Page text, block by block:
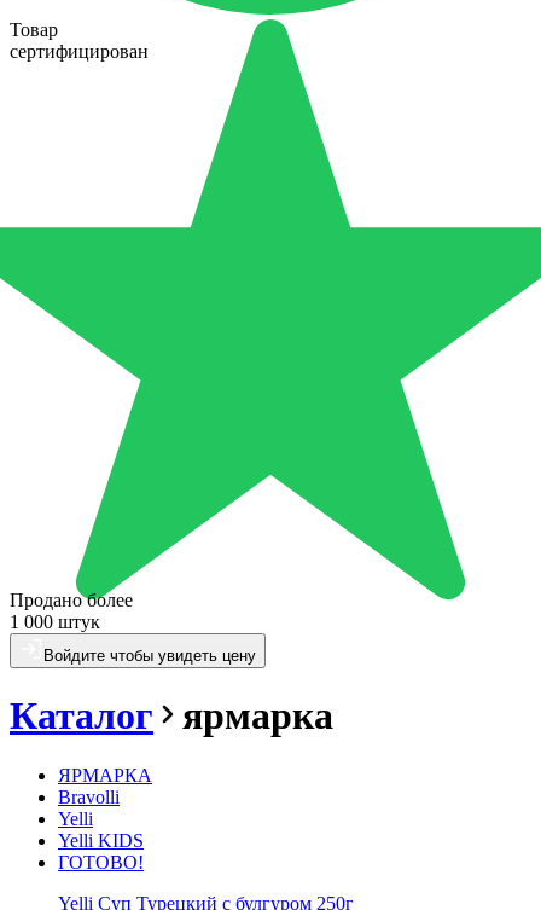
Товар
сертифицирован
Продано более
1 000 штук
Войдите чтобы увидеть цену
Каталог ярмарка
ЯРМАРКА
Bravolli
Yelli
Yelli KIDS
ГОТОВО!
Yelli Суп Турецкий с булгуром 250г